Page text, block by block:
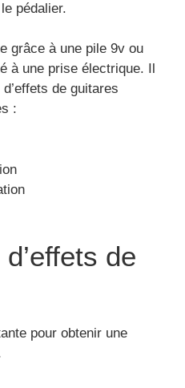
pédalier.
grâce à une pile 9v ou
à une prise électrique. Il
de guitares
:
de
pour obtenir une